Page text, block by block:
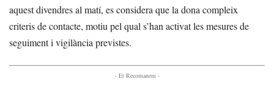
aquest divendres al matí, es considera que la dona compleix
criteris de contacte, motiu pel qual s’han activat les mesures de
seguiment i vigilància previstes.
- Et Recomanem -